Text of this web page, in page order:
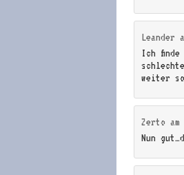
Leander
Ich
weiter
Zerto am
Nun